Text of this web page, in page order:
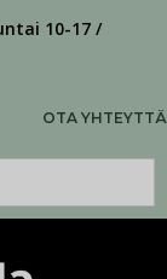
10-17 /
OTA YHTEYTTÄ